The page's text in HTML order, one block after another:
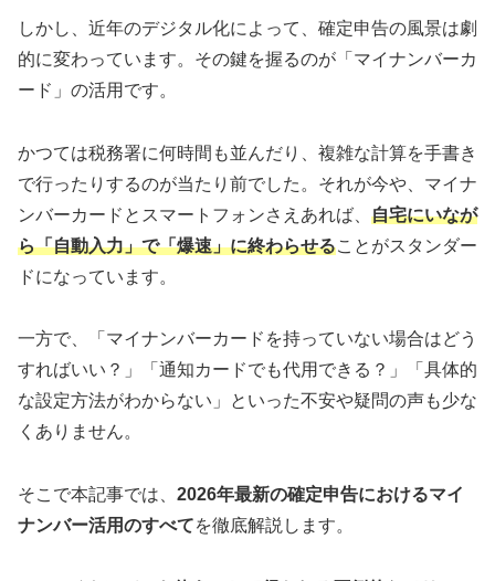
しかし、近年のデジタル化によって、確定申告の風景は劇
的に変わっています。その鍵を握るのが「マイナンバーカ
ード」の活用です。
かつては税務署に何時間も並んだり、複雑な計算を手書き
で行ったりするのが当たり前でした。それが今や、マイナ
ンバーカードとスマートフォンさえあれば、 自宅にいなが
ら「自動入力」で「爆速」に終わらせることがスタンダー
ドになっています。
一方で、「マイナンバーカードを持っていない場合はどう
すればいい？」「通知カードでも代用できる？」「具体的
な設定方法がわからない」といった不安や疑問の声も少な
くありません。
そこで本記事では、 2026年最新の確定申告におけるマイ
ナンバー活用のすべてを徹底解説します。